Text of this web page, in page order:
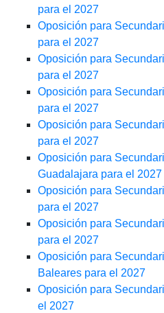
para el 2027
Oposición para
para el 2027
Oposición para
para el 2027
Oposición para
para el 2027
Oposición para
para el 2027
Oposición para
Guadalajara para el 2027
Oposición para
para el 2027
Oposición para
para el 2027
Oposición para
Baleares para el 2027
Oposición para
el 2027